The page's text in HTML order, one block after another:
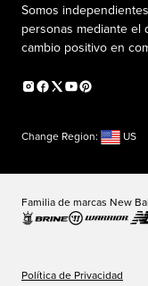
La PISTA en New
Sala de prensa
Información sobre el
Programa de afiliados
Productos falsificados
Declaración de
Somos
personas mediante el
cambio positivo en
Change Region: US
Familia de marcas New
Política de Privacidad